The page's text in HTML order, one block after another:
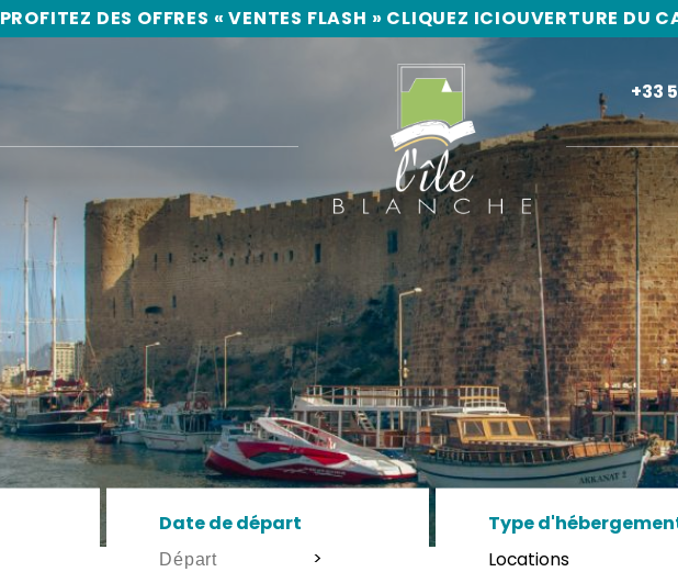
PROFITEZ DES OFFRES « VENTES FLASH » CLIQUEZ ICIOUVERTURE DU
+33
Date de départ
>
Type